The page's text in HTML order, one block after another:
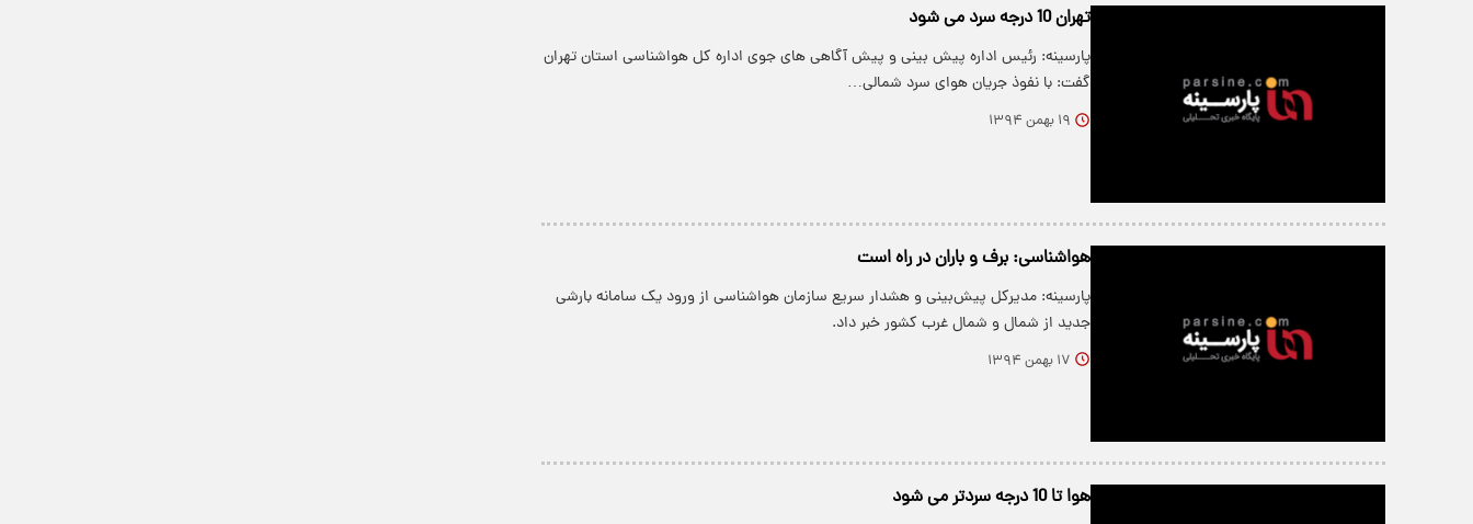
تهران 10 درجه سرد می شود
پارسینه: رئیس اداره پیش بینی و پیش آگاهی های جوی اداره کل هواشناسی استان تهران
گفت: با نفوذ جریان هوای سرد شمالی…
۱۹ بهمن ۱۳۹۴
هواشناسی: برف و باران در راه است
پارسینه: مدیرکل پیش‌بینی و هشدار سریع سازمان هواشناسی از ورود یک سامانه بارشی
جدید از شمال و شمال غرب کشور خبر داد.
۱۷ بهمن ۱۳۹۴
هوا تا 10 درجه سردتر می شود